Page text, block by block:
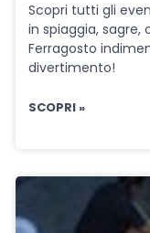
Scopri tutti gli
in spiaggia, sagre,
Ferragosto
divertimento!
SCOPRI »